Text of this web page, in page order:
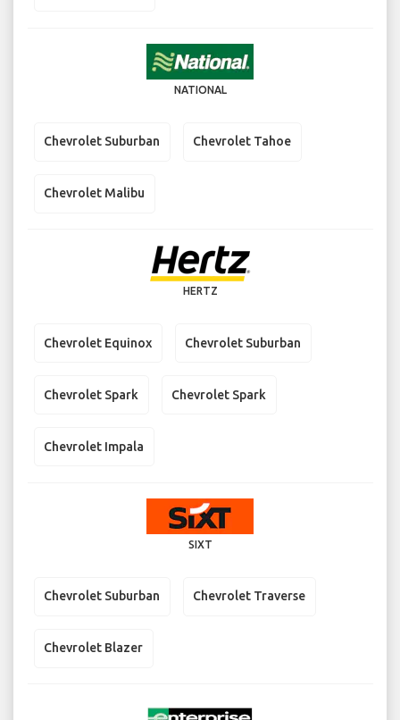
NATIONAL
Chevrolet Suburban Chevrolet Tahoe
Chevrolet Malibu
HERTZ
Chevrolet Equinox Chevrolet Suburban
Chevrolet Spark Chevrolet Spark
Chevrolet Impala
SIXT
Chevrolet Suburban Chevrolet Traverse
Chevrolet Blazer